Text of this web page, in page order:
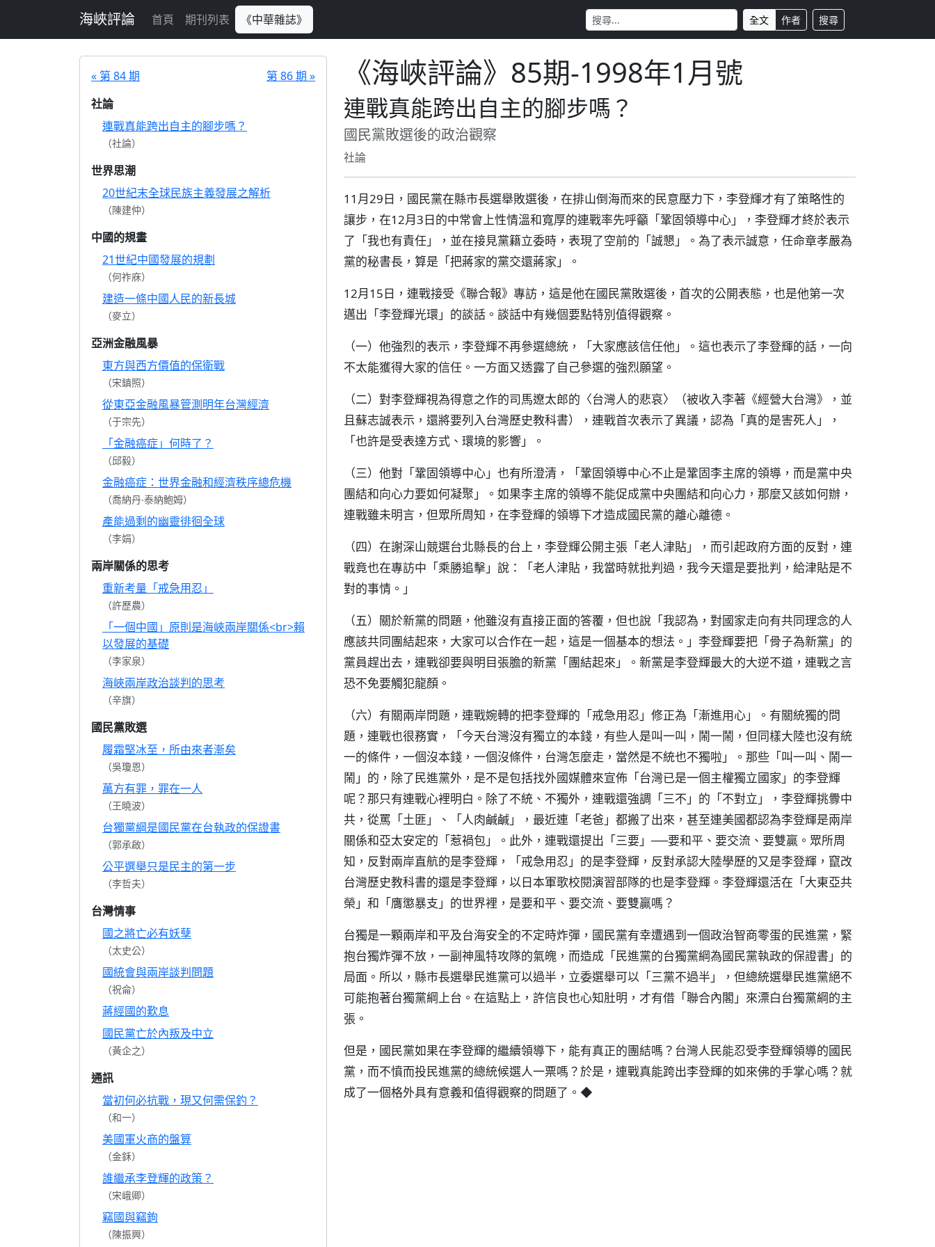
海峽評論 首頁 期刊列表 《中華雜誌》 全文 作者 搜尋
« 第 84 期
第 86 期 »
社論
連戰真能跨出自主的腳步嗎？
（社論）
世界思潮
20世紀末全球民族主義發展之解析
（陳建仲）
中國的規畫
21世紀中國發展的規劃
（何祚庥）
建造一條中國人民的新長城
（麥立）
亞洲金融風暴
東方與西方價值的保衛戰
（宋鎮照）
從東亞金融風暴管測明年台灣經濟
（于宗先）
「金融癌症」何時了？
（邱毅）
金融癌症：世界金融和經濟秩序總危機
（喬納丹‧泰納鮑姆）
產能過剩的幽靈徘徊全球
（李娟）
兩岸關係的思考
重新考量「戒急用忍」
（許歷農）
「一個中國」原則是海峽兩岸關係<br>賴
以發展的基礎
（李家泉）
海峽兩岸政治談判的思考
（辛旗）
國民黨敗選
履霜堅冰至，所由來者漸矣
（吳瓊恩）
萬方有罪，罪在一人
（王曉波）
台獨黨綱是國民黨在台執政的保證書
（郭承啟）
公平選舉只是民主的第一步
（李哲夫）
台灣情事
國之將亡必有妖孽
（太史公）
國統會與兩岸談判問題
（祝侖）
蔣經國的歎息
國民黨亡於內叛及中立
（黃企之）
通訊
當初何必抗戰，現又何需保釣？
（和一）
美國軍火商的盤算
（金鉌）
誰繼承李登輝的政策？
（宋峨卿）
竊國與竊鉤
（陳振興）
《海峽評論》85期-1998年1月號
連戰真能跨出自主的腳步嗎？
國民黨敗選後的政治觀察
社論
11月29日，國民黨在縣市長選舉敗選後，在排山倒海而來的民意壓力下，李登輝才有了策略性的
讓步，在12月3日的中常會上性情溫和寬厚的連戰率先呼籲「鞏固領導中心」，李登輝才終於表示
了「我也有責任」，並在接見黨籍立委時，表現了空前的「誠懇」。為了表示誠意，任命章孝嚴為
黨的秘書長，算是「把蔣家的黨交還蔣家」。
12月15日，連戰接受《聯合報》專訪，這是他在國民黨敗選後，首次的公開表態，也是他第一次
邁出「李登輝光環」的談話。談話中有幾個要點特別值得觀察。
（一）他強烈的表示，李登輝不再參選總統，「大家應該信任他」。這也表示了李登輝的話，一向
不太能獲得大家的信任。一方面又透露了自己參選的強烈願望。
（二）對李登輝視為得意之作的司馬遼太郎的〈台灣人的悲哀〉（被收入李著《經營大台灣》，並
且蘇志誠表示，還將要列入台灣歷史教科書），連戰首次表示了異議，認為「真的是害死人」，
「也許是受表達方式、環境的影響」。
（三）他對「鞏固領導中心」也有所澄清，「鞏固領導中心不止是鞏固李主席的領導，而是黨中央
團結和向心力要如何凝聚」。如果李主席的領導不能促成黨中央團結和向心力，那麼又該如何辦，
連戰雖未明言，但眾所周知，在李登輝的領導下才造成國民黨的離心離德。
（四）在謝深山競選台北縣長的台上，李登輝公開主張「老人津貼」，而引起政府方面的反對，連
戰竟也在專訪中「乘勝追擊」說：「老人津貼，我當時就批判過，我今天還是要批判，給津貼是不
對的事情。」
（五）關於新黨的問題，他雖沒有直接正面的答覆，但也說「我認為，對國家走向有共同理念的人
應該共同團結起來，大家可以合作在一起，這是一個基本的想法。」李登輝要把「骨子為新黨」的
黨員趕出去，連戰卻要與明目張膽的新黨「團結起來」。新黨是李登輝最大的大逆不道，連戰之言
恐不免要觸犯龍顏。
（六）有關兩岸問題，連戰婉轉的把李登輝的「戒急用忍」修正為「漸進用心」。有關統獨的問
題，連戰也很務實，「今天台灣沒有獨立的本錢，有些人是叫一叫，鬧一鬧，但同樣大陸也沒有統
一的條件，一個沒本錢，一個沒條件，台灣怎麼走，當然是不統也不獨啦」。那些「叫一叫、鬧一
鬧」的，除了民進黨外，是不是包括找外國媒體來宣佈「台灣已是一個主權獨立國家」的李登輝
呢？那只有連戰心裡明白。除了不統、不獨外，連戰還強調「三不」的「不對立」，李登輝挑釁中
共，從罵「土匪」、「人肉鹹鹹」，最近連「老爸」都搬了出來，甚至連美國都認為李登輝是兩岸
關係和亞太安定的「惹禍包」。此外，連戰還提出「三要」──要和平、要交流、要雙贏。眾所周
知，反對兩岸直航的是李登輝，「戒急用忍」的是李登輝，反對承認大陸學歷的又是李登輝，竄改
台灣歷史教科書的還是李登輝，以日本軍歌校閱演習部隊的也是李登輝。李登輝還活在「大東亞共
榮」和「膺懲暴支」的世界裡，是要和平、要交流、要雙贏嗎？
台獨是一顆兩岸和平及台海安全的不定時炸彈，國民黨有幸遭遇到一個政治智商零蛋的民進黨，緊
抱台獨炸彈不放，一副神風特攻隊的氣魄，而造成「民進黨的台獨黨綱為國民黨執政的保證書」的
局面。所以，縣市長選舉民進黨可以過半，立委選舉可以「三黨不過半」，但總統選舉民進黨絕不
可能抱著台獨黨綱上台。在這點上，許信良也心知肚明，才有借「聯合內閣」來漂白台獨黨綱的主
張。
但是，國民黨如果在李登輝的繼續領導下，能有真正的團結嗎？台灣人民能忍受李登輝領導的國民
黨，而不憤而投民進黨的總統候選人一票嗎？於是，連戰真能跨出李登輝的如來佛的手掌心嗎？就
成了一個格外具有意義和值得觀察的問題了。◆